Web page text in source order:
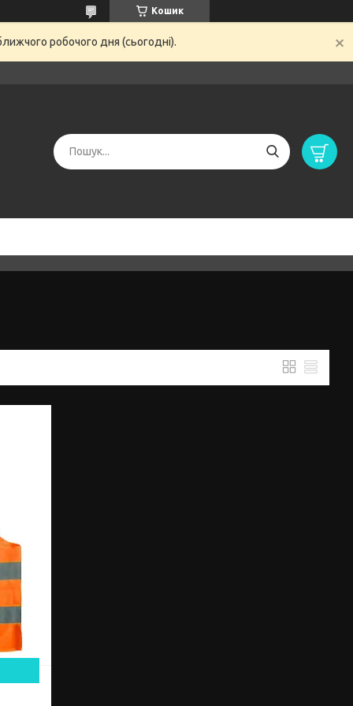
Кошик
робочого дня (сьогодні).